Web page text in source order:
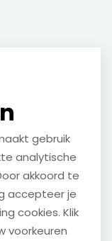
gebruik
analytische
akkoord te
accepteer je
cookies. Klik
voorkeuren